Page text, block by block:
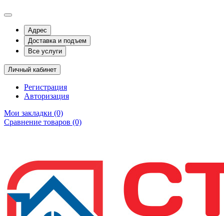
Адрес
Доставка и подъем
Все услуги
Личный кабинет
Регистрация
Авторизация
Мои закладки (0)
Сравнение товаров (0)